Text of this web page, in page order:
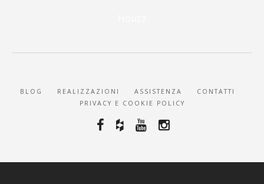
BLOG REALIZZAZIONI ASSISTENZA
CONTATTI
PRIVACY E COOKIE POLICY